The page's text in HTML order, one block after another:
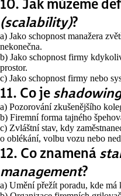
(scalability)?
a) Jako schopnost manažera
nekonečna.
b) Jako schopnost firmy
prostor.
c) Jako schopnost firmy nebo
11. Co jeshadowing
a) Pozorování zkušenějšího
b) Firemní forma tajného
c) Zvláštní stav, kdy
o oblékání, volbu vozu nebo
12. Co znamená
management?
a) Umění přežít poradu, kde má